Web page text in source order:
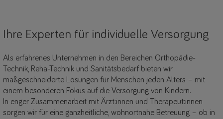
Ihre Experten für individuelle Versorgung
Als erfahrenes Unternehmen in den Bereichen Orthopädie-
Technik, Reha-Technik und Sanitätsbedarf bieten wir
maßgeschneiderte Lösungen für Menschen jeden Alters – mit
einem besonderen Fokus auf die Versorgung von Kindern.
In enger Zusammenarbeit mit Ärzt:innen und Therapeut:innen
sorgen wir für eine ganzheitliche, wohnortnahe Betreuung – ob in